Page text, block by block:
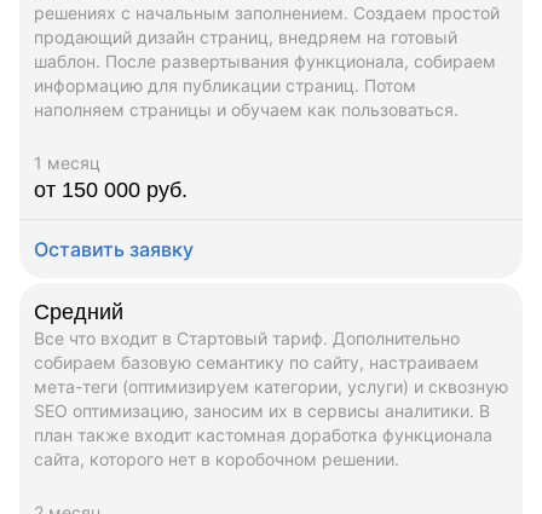
решениях с начальным заполнением. Создаем простой
продающий дизайн страниц, внедряем на готовый
шаблон. После развертывания функционала, собираем
информацию для публикации страниц. Потом
наполняем страницы и обучаем как пользоваться.
1 месяц
от 150 000 руб.
Оставить заявку
Средний
Все что входит в Стартовый тариф. Дополнительно
собираем базовую семантику по сайту, настраиваем
мета-теги (оптимизируем категории, услуги) и сквозную
SEO оптимизацию, заносим их в сервисы аналитики. В
план также входит кастомная доработка функционала
сайта, которого нет в коробочном решении.